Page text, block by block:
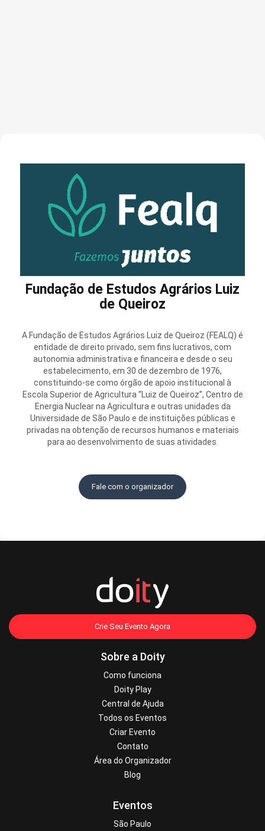
Fundação de Estudos Agrários Luiz
de Queiroz
A Fundação de Estudos Agrários Luiz de Queiroz (FEALQ) é
entidade de direito privado, sem fins lucrativos, com
autonomia administrativa e financeira e desde o seu
estabelecimento, em 30 de dezembro de 1976,
constituindo-se como órgão de apoio institucional à
Escola Superior de Agricultura “Luiz de Queiroz”, Centro de
Energia Nuclear na Agricultura e outras unidades da
Universidade de São Paulo e de instituições públicas e
privadas na obtenção de recursos humanos e materiais
para ao desenvolvimento de suas atividades.
Fale com o organizador
Crie Seu Evento Agora
Sobre a Doity
Como funciona
Doity Play
Central de Ajuda
Todos os Eventos
Criar Evento
Contato
Área do Organizador
Blog
Eventos
São Paulo